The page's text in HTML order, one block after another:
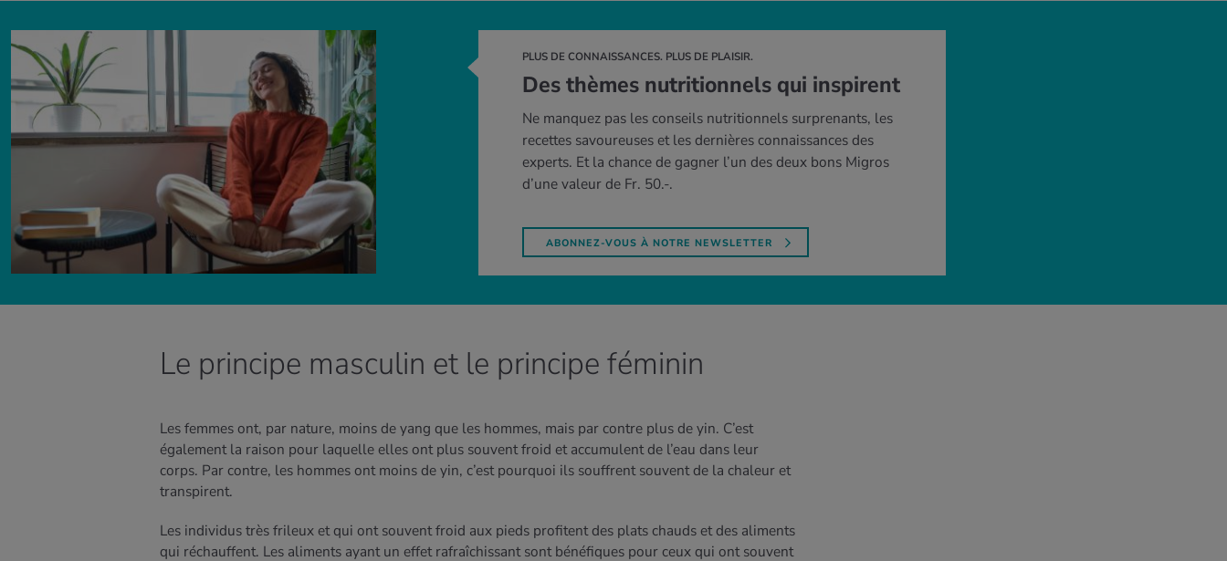
PLUS DE CONNAISSANCES. PLUS DE PLAISIR.
Des thèmes nutritionnels qui inspirent
Ne manquez pas les conseils nutritionnels surprenants, les
recettes savoureuses et les dernières connaissances des
experts. Et la chance de gagner l’un des deux bons Migros
d’une valeur de Fr. 50.-.
ABONNEZ-VOUS À NOTRE NEWSLETTER
Le principe masculin et le principe féminin
Les femmes ont, par nature, moins de yang que les hommes, mais par contre plus de yin. C’est
également la raison pour laquelle elles ont plus souvent froid et accumulent de l’eau dans leur
corps. Par contre, les hommes ont moins de yin, c’est pourquoi ils souffrent souvent de la chaleur et
transpirent.
Les individus très frileux et qui ont souvent froid aux pieds profitent des plats chauds et des aliments
qui réchauffent. Les aliments ayant un effet rafraîchissant sont bénéfiques pour ceux qui ont souvent